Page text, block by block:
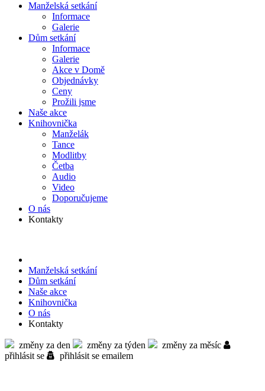
Manželská setkání
Informace
Galerie
Dům setkání
Informace
Galerie
Akce v Domě
Objed­návky
Ceny
Prožili jsme
Naše akce
Knihov­nička
Manželák
Tance
Modlitby
Četba
Audio
Video
Doporu­čujeme
O nás
Kontakty
Manželská setkání
Dům setkání
Naše akce
Knihov­nička
O nás
Kontakty
změny za den změny za týden
změny za měsíc
přihlásit se
přihlásit se emailem